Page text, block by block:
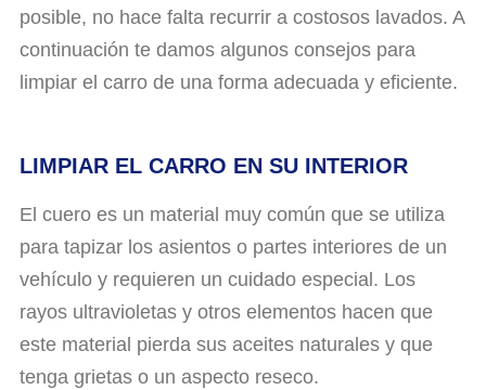
posible, no hace falta recurrir a costosos lavados. A
continuación te damos algunos consejos para
limpiar el carro de una forma adecuada y eficiente.
LIMPIAR EL CARRO EN SU INTERIOR
El cuero es un material muy común que se utiliza
para tapizar los asientos o partes interiores de un
vehículo y requieren un cuidado especial. Los
rayos ultravioletas y otros elementos hacen que
este material pierda sus aceites naturales y que
tenga grietas o un aspecto reseco.